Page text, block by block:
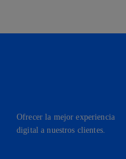
Ofrecer la mejor experiencia
digital a nuestros clientes.